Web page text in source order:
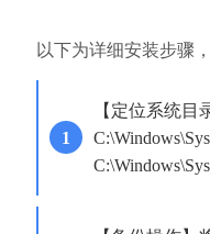
以下为详细安装步骤
【定位系统目